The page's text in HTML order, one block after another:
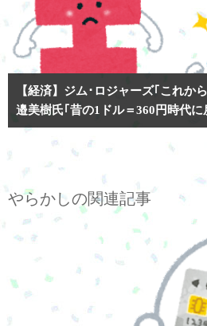
【経済】ジム･ロジャーズ｢これか
邉美樹氏｢昔の1ドル＝360円時代に
やらかしの関連記事